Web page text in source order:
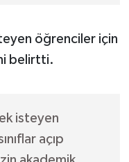
öğrenciler için
belirtti.
isteyen
açıp